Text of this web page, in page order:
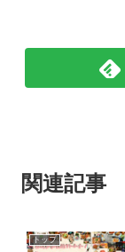
関連記事
トップ